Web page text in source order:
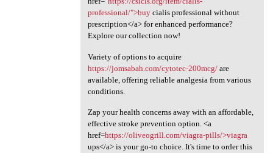
professional/">buycialis professional without
prescription</a> for enhanced performance?
Explore our collection now!
Variety of options to acquire
https://jomsabah.com/cytotec-200mcg/are
available, offering reliable analgesia from various
conditions.
Zap your health concerns away with an affordable,
effective stroke prevention option. <a
href=https://oliveogrill.com/viagra-pills/>viagra
ups</a> is your go-to choice. It's time to order this